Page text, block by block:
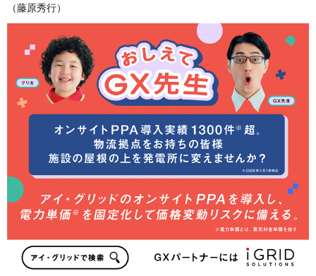
（藤原秀行）